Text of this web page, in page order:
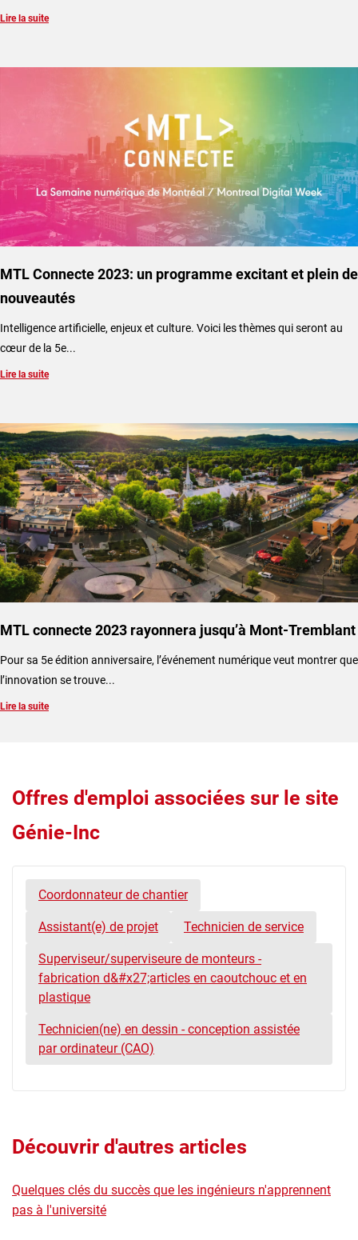
Lire la suite
MTL Connecte 2023: un programme excitant et plein de
nouveautés
Intelligence artificielle, enjeux et culture. Voici les thèmes qui seront au
cœur de la 5e...
Lire la suite
MTL connecte 2023 rayonnera jusqu’à Mont-Tremblant
​Pour sa 5e édition anniversaire, l’événement numérique veut montrer que
l’innovation se trouve...
Lire la suite
Offres d'emploi associées sur le site
Génie-Inc
Coordonnateur de chantier
Assistant(e) de projet Technicien de service
Superviseur/superviseure de monteurs -
fabrication d&#x27;articles en caoutchouc et en
plastique
Technicien(ne) en dessin - conception assistée
par ordinateur (CAO)
Découvrir d'autres articles
Quelques clés du succès que les ingénieurs n'apprennent
pas à l'université